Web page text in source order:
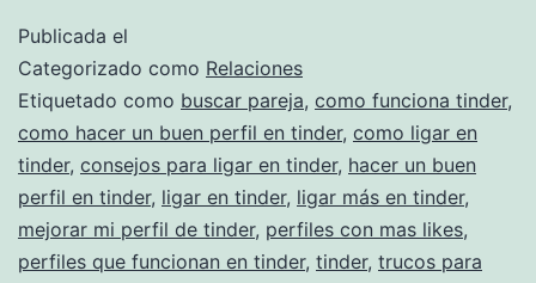
estándar:
«Hola,
¿follamos?»
Publicada el
Categorizado como Relaciones
Etiquetado como buscar pareja, como funciona tinder,
como hacer un buen perfil en tinder, como ligar en
tinder, consejos para ligar en tinder, hacer un buen
perfil en tinder, ligar en tinder, ligar más en tinder,
mejorar mi perfil de tinder, perfiles con mas likes,
perfiles que funcionan en tinder, tinder, trucos para